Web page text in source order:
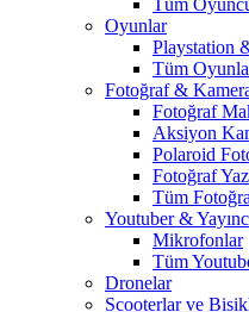
Tüm
Oyunlar
Playstation
Tüm
Fotoğraf &
Fotoğraf
Aksiyon
Polaroid
Fotoğraf
Tüm
Youtuber &
Mikrofonlar
Tüm
Dronelar
Scooterlar ve